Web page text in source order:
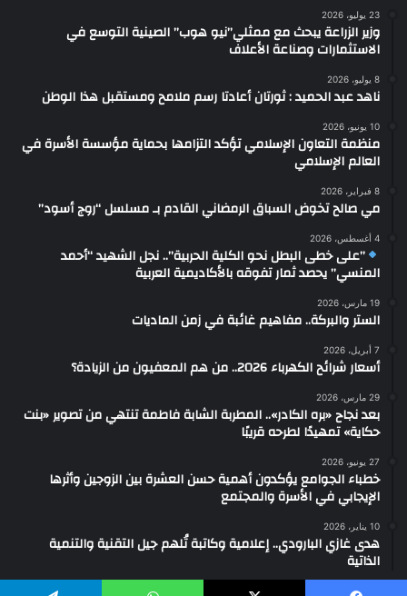
23 يوليو، 2026
وزير الزراعة يبحث مع ممثلي”نيو هوب” الصينية التوسع في
الاستثمارات وصناعة الأعلاف
8 يوليو، 2026
ناهد عبد الحميد : ثورتان أعادتا رسم ملامح ومستقبل هذا الوطن
10 يونيو، 2026
منظمة التعاون الإسلامي تؤكد التزامها بحماية مؤسسة الأسرة في
العالم الإسلامي
8 فبراير، 2026
مي صالح تخوض السباق الرمضاني القادم بـ مسلسل “روج أسود”
4 أغسطس، 2026
”على خطى البطل نحو الكلية الحربية”.. نجل الشهيد “أحمد
المنسي” يحصد ثمار تفوقه بالأكاديمية العربية
19 مارس، 2026
الستر والبركة.. مفاهيم غائبة في زمن الماديات
7 أبريل، 2026
أسعار شرائح الكهرباء 2026.. من هم المعفيون من الزيادة؟
29 مارس، 2026
بعد نجاح «بره الكادر».. المطربة الشابة فاطمة تنتهي من تصوير «بنت
حكاية» تمهيدًا لطرحه قريبًا
27 يونيو، 2026
خطباء الجوامع يؤكدون أهمية حسن العشرة بين الزوجين وأثرها
الإيجابي في الأسرة والمجتمع
10 يناير، 2026
هدى غازي البارودي.. إعلامية وكاتبة تُلهم جيل التقنية والتنمية
الذاتية